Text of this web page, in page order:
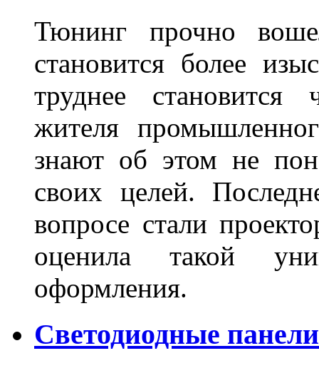
Тюнинг прочно
становится более
труднее становится
жителя
знают об этом не
своих целей.
вопросе стали
оценила такой
оформления.
Светодиодные